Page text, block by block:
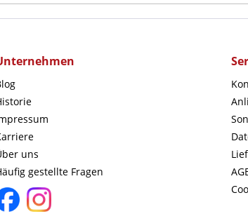
uns
gestellte Fragen